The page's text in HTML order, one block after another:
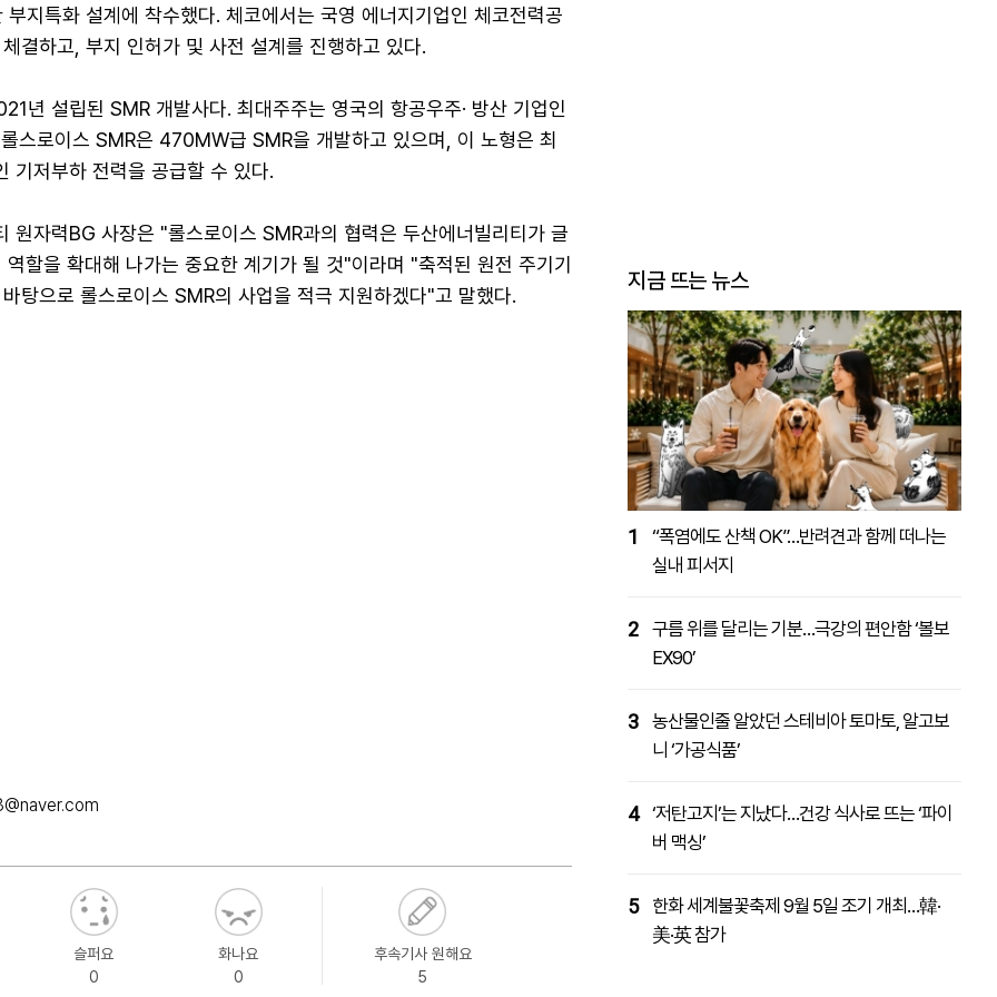
지특화 설계에 착수했다. 체코에서는 국영 에너지기업인 체코전력공
결하고, 부지 인허가 및 사전 설계를 진행하고 있다.
년 설립된 SMR 개발사다. 최대주주는 영국의 항공우주· 방산 기업인
스로이스 SMR은 470MW급 SMR을 개발하고 있으며, 이 노형은 최
기저부하 전력을 공급할 수 있다.
원자력BG 사장은 "롤스로이스 SMR과의 협력은 두산에너빌리티가 글
할을 확대해 나가는 중요한 계기가 될 것"이라며 "축적된 원전 주기기
탕으로 롤스로이스 SMR의 사업을 적극 지원하겠다"고 말했다.
슬퍼요
0
화나요
0
후속기사 원해요
5
지금 뜨는 뉴스
1
“폭염에도 산책 OK”…반려견과 함께 떠나는
실내 피서지
2 구름 위를 달리는 기분…극강의 편안함 ‘볼보
EX90’
3 농산물인줄 알았던 스테비아 토마토, 알고보
니 ‘가공식품’
4 ‘저탄고지’는 지났다…건강 식사로 뜨는 ‘파이
버 맥싱’
5
한화 세계불꽃축제 9월 5일 조기 개최…韓·
美·英 참가